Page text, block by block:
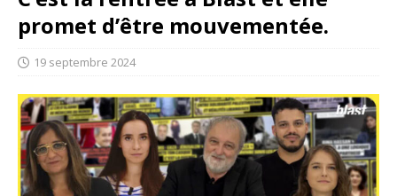
promet d’être mouvementée.
19 septembre 2024